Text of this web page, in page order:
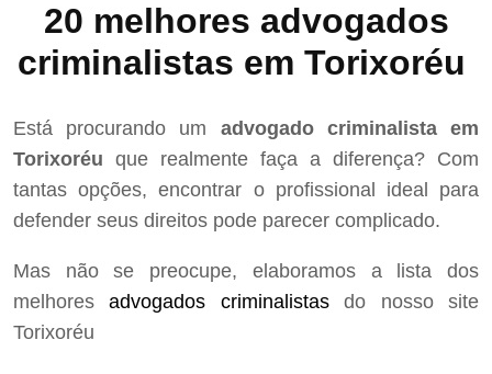
20 melhores advogados
criminalistas em Torixoréu
Está procurando um advogado criminalista em
Torixoréu que realmente faça a diferença? Com
tantas opções, encontrar o profissional ideal para
defender seus direitos pode parecer complicado.
Mas não se preocupe, elaboramos a lista dos
melhoresadvogados criminalistasdo nosso site
Torixoréu